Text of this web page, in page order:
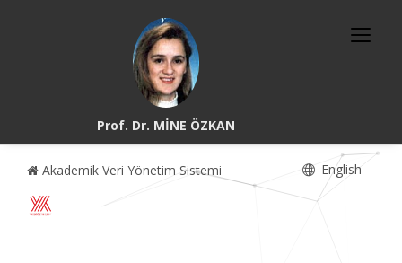
Prof. Dr. MİNE ÖZKAN
Akademik Veri Yönetim Sistemi English